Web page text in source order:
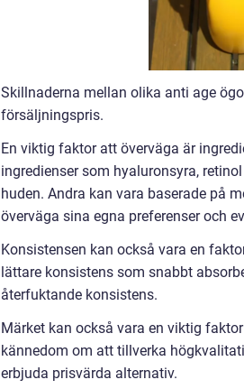
Skillnaderna mellan olika anti age
försäljningspris.
En viktig faktor att överväga är
ingredienser som hyaluronsyra,
huden. Andra kan vara baserade på
överväga sina egna preferenser och
Konsistensen kan också vara en
lättare konsistens som snabbt
återfuktande konsistens.
Märket kan också vara en viktig
kännedom om att tillverka
erbjuda prisvärda alternativ.